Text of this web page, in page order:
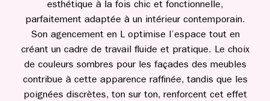
esthétique à la fois chic et fonctionnelle,
parfaitement adaptée à un intérieur contemporain.
Son agencement en L optimise l’espace tout en
créant un cadre de travail fluide et pratique. Le choix
de couleurs sombres pour les façades des meubles
contribue à cette apparence raffinée, tandis que les
poignées discrètes, ton sur ton, renforcent cet effet